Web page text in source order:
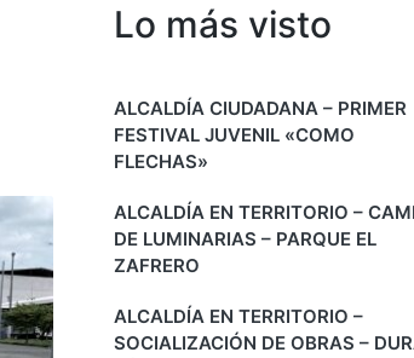
Lo más visto
ALCALDÍA CIUDADANA – PRIMER
FESTIVAL JUVENIL «COMO
FLECHAS»
ALCALDÍA EN TERRITORIO –
DE LUMINARIAS – PARQUE EL
ZAFRERO
ALCALDÍA EN TERRITORIO –
SOCIALIZACIÓN DE OBRAS –